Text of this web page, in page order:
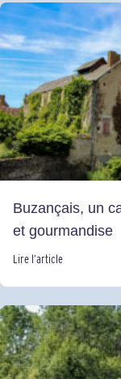
Buzançais, un
et gourmandise
Lire l’article